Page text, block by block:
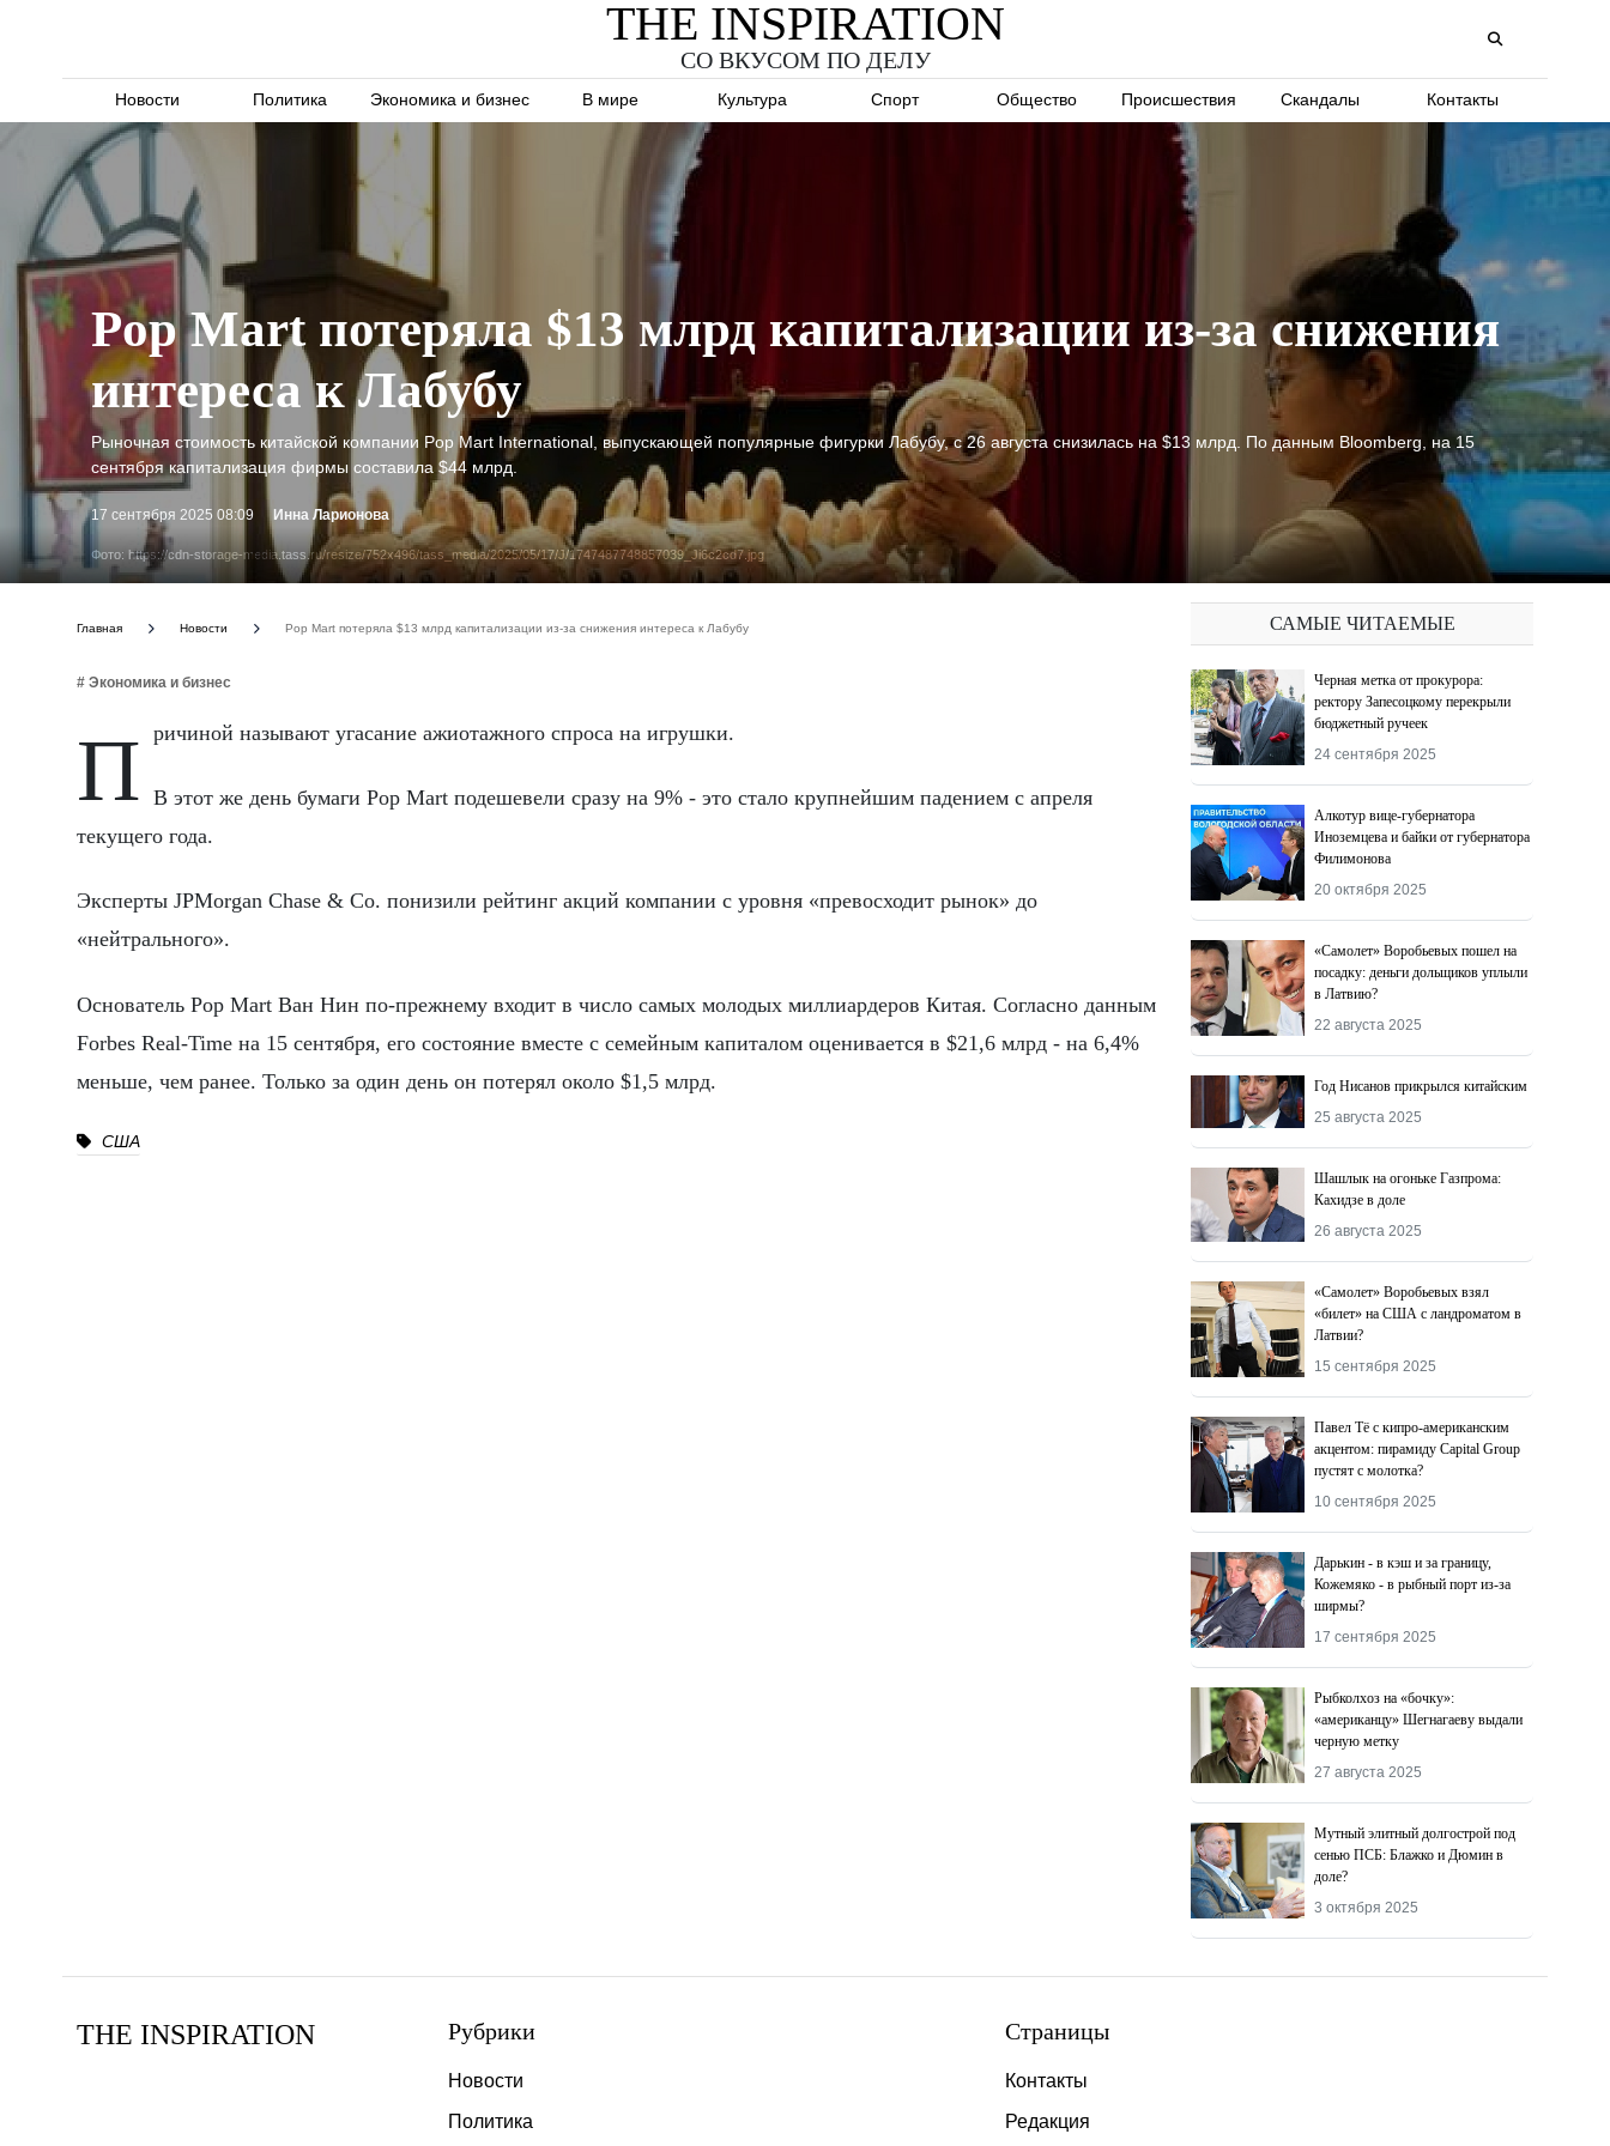
THE INSPIRATION
СО ВКУСОМ ПО ДЕЛУ
Новости Политика Экономика и бизнес В мире Культура Спорт Общество Происшествия Скандалы Контакты
Фото: https://cdn-storage-media.tass.ru/resize/752x496/tass_media/2025/05/17/J/1747487748857039_Ji6c2cd7.jpg
Pop Mart потеряла $13 млрд капитализации из-за снижения
интереса к Лабубу
Рыночная стоимость китайской компании Pop Mart International, выпускающей популярные фигурки Лабубу, с 26 августа снизилась на $13 млрд. По данным Bloomberg, на 15
сентября капитализация фирмы составила $44 млрд.
17 сентября 2025 08:09 Инна Ларионова
Главная Новости Pop Mart потеряла $13 млрд капитализации из-за снижения интереса к Лабубу
# Экономика и бизнес
Причиной называют угасание ажиотажного спроса на игрушки.
В этот же день бумаги Pop Mart подешевели сразу на 9% - это стало крупнейшим падением с апреля
текущего года.
Эксперты JPMorgan Chase & Co. понизили рейтинг акций компании с уровня «превосходит рынок» до
«нейтрального».
Основатель Pop Mart Ван Нин по-прежнему входит в число самых молодых миллиардеров Китая. Согласно данным
Forbes Real-Time на 15 сентября, его состояние вместе с семейным капиталом оценивается в $21,6 млрд - на 6,4%
меньше, чем ранее. Только за один день он потерял около $1,5 млрд.
США
САМЫЕ ЧИТАЕМЫЕ
Черная метка от прокурора:
ректору Запесоцкому перекрыли
бюджетный ручеек
24 сентября 2025
Алкотур вице-губернатора
Иноземцева и байки от губернатора
Филимонова
20 октября 2025
«Самолет» Воробьевых пошел на
посадку: деньги дольщиков уплыли
в Латвию?
22 августа 2025
Год Нисанов прикрылся китайским
25 августа 2025
Шашлык на огоньке Газпрома:
Кахидзе в доле
26 августа 2025
«Самолет» Воробьевых взял
«билет» на США с ландроматом в
Латвии?
15 сентября 2025
Павел Тё с кипро-американским
акцентом: пирамиду Capital Group
пустят с молотка?
10 сентября 2025
Дарькин - в кэш и за границу,
Кожемяко - в рыбный порт из-за
ширмы?
17 сентября 2025
Рыбколхоз на «бочку»:
«американцу» Шегнагаеву выдали
черную метку
27 августа 2025
Мутный элитный долгострой под
сенью ПСБ: Блажко и Дюмин в
доле?
3 октября 2025
THE INSPIRATION Рубрики
Новости
Политика
Страницы
Контакты
Редакция